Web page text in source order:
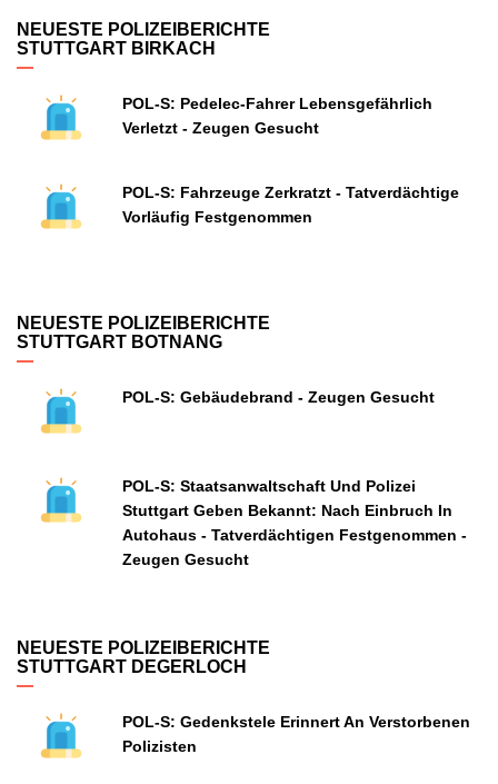
NEUESTE POLIZEIBERICHTE
STUTTGART BIRKACH
POL-S: Pedelec-Fahrer Lebensgefährlich
Verletzt - Zeugen Gesucht
POL-S: Fahrzeuge Zerkratzt - Tatverdächtige
Vorläufig Festgenommen
NEUESTE POLIZEIBERICHTE
STUTTGART BOTNANG
POL-S: Gebäudebrand - Zeugen Gesucht
POL-S: Staatsanwaltschaft Und Polizei
Stuttgart Geben Bekannt: Nach Einbruch In
Autohaus - Tatverdächtigen Festgenommen -
Zeugen Gesucht
NEUESTE POLIZEIBERICHTE
STUTTGART DEGERLOCH
POL-S: Gedenkstele Erinnert An Verstorbenen
Polizisten